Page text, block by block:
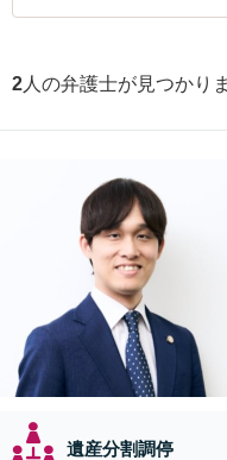
2 人の弁護士が見つかり
遺産分割調停